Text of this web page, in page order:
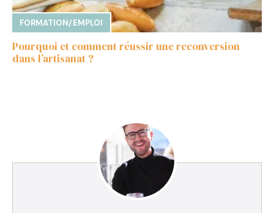
FORMATION/EMPLOI
Pourquoi et comment réussir une reconversion
dans l’artisanat ?